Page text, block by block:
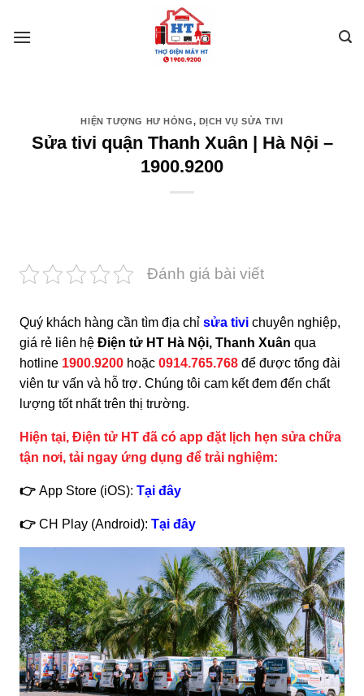
HIỆN TƯỢNG HƯ HỎNG, DỊCH VỤ SỬA TIVI
Sửa tivi quận Thanh Xuân | Hà Nội –
1900.9200
Đánh giá bài viết
Quý khách hàng cần tìm địa chỉ sửa tivi chuyên nghiệp,
giá rẻ liên hệ Điện tử HT Hà Nội, Thanh Xuân qua
hotline 1900.9200 hoặc 0914.765.768 để được tổng đài
viên tư vấn và hỗ trợ. Chúng tôi cam kết đem đến chất
lượng tốt nhất trên thị trường.
Hiện tại, Điện tử HT đã có app đặt lịch hẹn sửa chữa
tận nơi, tải ngay ứng dụng để trải nghiệm:
👉 App Store (iOS): Tại đây
👉 CH Play (Android): Tại đây